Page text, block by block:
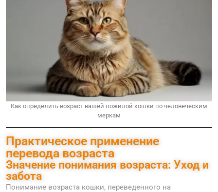
Как определить возраст вашей пожилой кошки по человеческим
меркам
Практическое применение
перевода возраста
Значение понимания возраста: Уход и
забота
Понимание возраста кошки, переведенного на